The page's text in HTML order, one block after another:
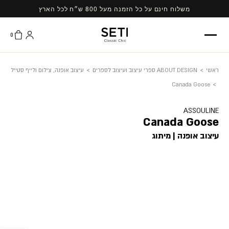
content
משלוח חינם על כל הזמנה מעל 800 ש״ח לכל הארץ
0
ראשי > ABOUT DESIGN ספרי עיצוב ועיצוב לספרים > עיצוב אופנה, צילום ולייף סטייל
>
Canada Goose
ASSOULINE
Canada Goose
עיצוב אופנה | מיתוג